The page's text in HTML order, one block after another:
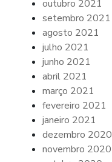
outubro 2021
setembro 2021
agosto 2021
julho 2021
junho 2021
abril 2021
março 2021
fevereiro 2021
janeiro 2021
dezembro 2020
novembro 2020